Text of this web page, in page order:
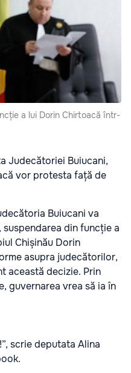
a lui Dorin Chirtoacă într-
Judecătoriei Buiucani,
vor protesta față de
Buiucani va
suspendarea din funcție a
Chișinău Dorin
asupra judecătorilor,
această decizie. Prin
guvernarea vrea să ia în
scrie deputata Alina